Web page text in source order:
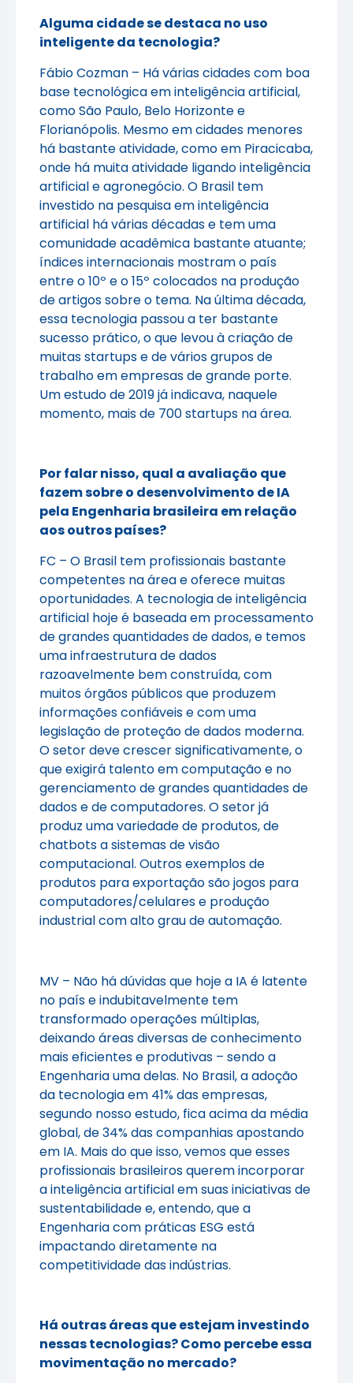
Alguma cidade se destaca no uso
inteligente da tecnologia?
Fábio Cozman – Há várias cidades com boa
base tecnológica em inteligência artificial,
como São Paulo, Belo Horizonte e
Florianópolis. Mesmo em cidades menores
há bastante atividade, como em Piracicaba,
onde há muita atividade ligando inteligência
artificial e agronegócio. O Brasil tem
investido na pesquisa em inteligência
artificial há várias décadas e tem uma
comunidade acadêmica bastante atuante;
índices internacionais mostram o país
entre o 10º e o 15º colocados na produção
de artigos sobre o tema. Na última década,
essa tecnologia passou a ter bastante
sucesso prático, o que levou à criação de
muitas startups e de vários grupos de
trabalho em empresas de grande porte.
Um estudo de 2019 já indicava, naquele
momento, mais de 700 startups na área.
Por falar nisso, qual a avaliação que
fazem sobre o desenvolvimento de IA
pela Engenharia brasileira em relação
aos outros países?
FC – O Brasil tem profissionais bastante
competentes na área e oferece muitas
oportunidades. A tecnologia de inteligência
artificial hoje é baseada em processamento
de grandes quantidades de dados, e temos
uma infraestrutura de dados
razoavelmente bem construída, com
muitos órgãos públicos que produzem
informações confiáveis e com uma
legislação de proteção de dados moderna.
O setor deve crescer significativamente, o
que exigirá talento em computação e no
gerenciamento de grandes quantidades de
dados e de computadores. O setor já
produz uma variedade de produtos, de
chatbots a sistemas de visão
computacional. Outros exemplos de
produtos para exportação são jogos para
computadores/celulares e produção
industrial com alto grau de automação.
MV – Não há dúvidas que hoje a IA é latente
no país e indubitavelmente tem
transformado operações múltiplas,
deixando áreas diversas de conhecimento
mais eficientes e produtivas – sendo a
Engenharia uma delas. No Brasil, a adoção
da tecnologia em 41% das empresas,
segundo nosso estudo, fica acima da média
global, de 34% das companhias apostando
em IA. Mais do que isso, vemos que esses
profissionais brasileiros querem incorporar
a inteligência artificial em suas iniciativas de
sustentabilidade e, entendo, que a
Engenharia com práticas ESG está
impactando diretamente na
competitividade das indústrias.
Há outras áreas que estejam investindo
nessas tecnologias? Como percebe essa
movimentação no mercado?